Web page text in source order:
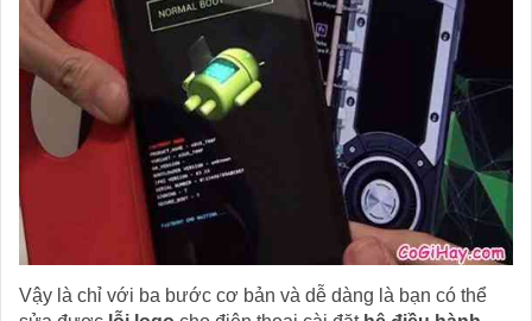
Vậy là chỉ với ba bước cơ bản và dễ dàng là bạn có thể